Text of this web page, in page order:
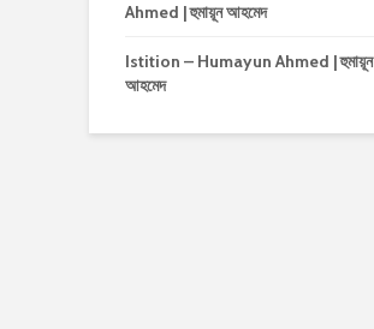
Ahmed | হুমায়ূন আহমেদ
Istition – Humayun Ahmed | হুমায়ূন
আহমেদ